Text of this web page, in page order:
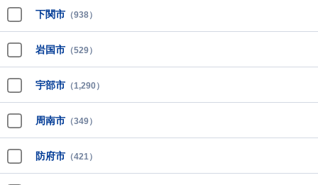
下関市 （938）
岩国市 （529）
宇部市 （1,290）
周南市 （349）
防府市 （421）